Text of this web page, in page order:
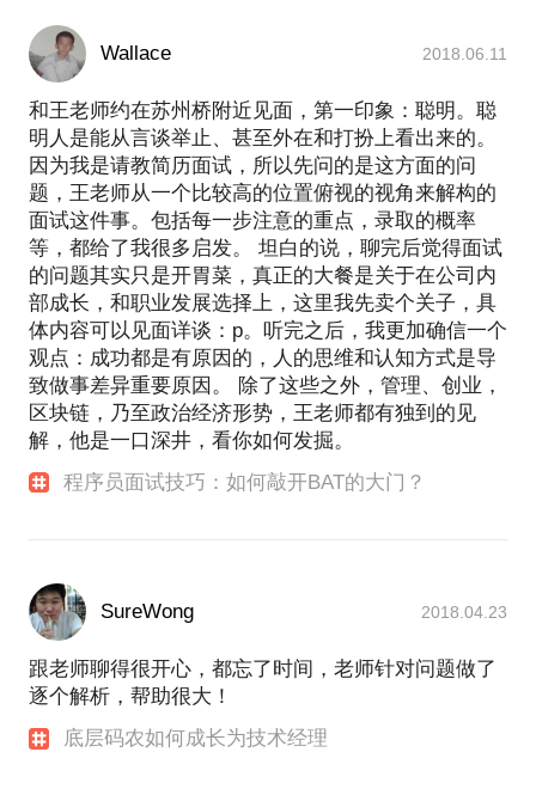
Wallace 2018.06.11
和王老师约在苏州桥附近见面，第一印象：聪明。聪
明人是能从言谈举止、甚至外在和打扮上看出来的。
因为我是请教简历面试，所以先问的是这方面的问
题，王老师从一个比较高的位置俯视的视角来解构的
面试这件事。包括每一步注意的重点，录取的概率
等，都给了我很多启发。 坦白的说，聊完后觉得面试
的问题其实只是开胃菜，真正的大餐是关于在公司内
部成长，和职业发展选择上，这里我先卖个关子，具
体内容可以见面详谈：p。听完之后，我更加确信一个
观点：成功都是有原因的，人的思维和认知方式是导
致做事差异重要原因。 除了这些之外，管理、创业，
区块链，乃至政治经济形势，王老师都有独到的见
解，他是一口深井，看你如何发掘。
程序员面试技巧：如何敲开BAT的大门？
SureWong 2018.04.23
跟老师聊得很开心，都忘了时间，老师针对问题做了
逐个解析，帮助很大！
底层码农如何成长为技术经理